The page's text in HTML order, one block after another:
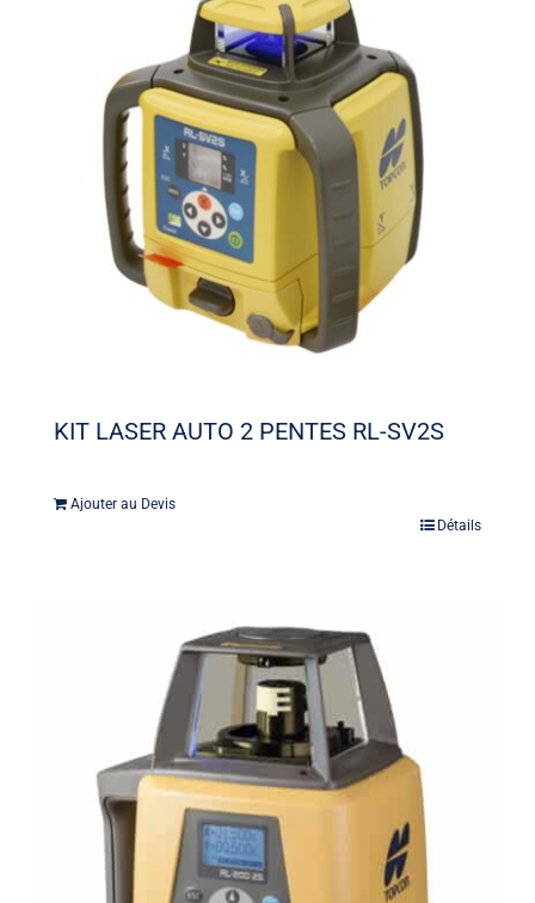
KIT LASER AUTO 2 PENTES RL-SV2S
Ajouter au Devis
Détails